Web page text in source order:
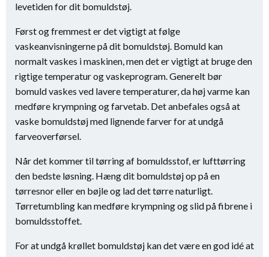
levetiden for dit bomuldstøj.
Først og fremmest er det vigtigt at følge
vaskeanvisningerne på dit bomuldstøj. Bomuld kan
normalt vaskes i maskinen, men det er vigtigt at bruge den
rigtige temperatur og vaskeprogram. Generelt bør
bomuld vaskes ved lavere temperaturer, da høj varme kan
medføre krympning og farvetab. Det anbefales også at
vaske bomuldstøj med lignende farver for at undgå
farveoverførsel.
Når det kommer til tørring af bomuldsstof, er lufttørring
den bedste løsning. Hæng dit bomuldstøj op på en
tørresnor eller en bøjle og lad det tørre naturligt.
Tørretumbling kan medføre krympning og slid på fibrene i
bomuldsstoffet.
For at undgå krøllet bomuldstøj kan det være en god idé at